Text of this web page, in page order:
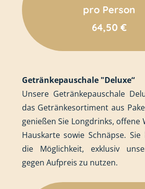
pro Person
64,50 €
Getränkepauschale "Deluxe“
Unsere Getränkepauschale
das Getränkesortiment aus
genießen Sie Longdrinks, offene
Hauskarte sowie Schnäpse. Sie
die Möglichkeit, exklusiv
gegen Aufpreis zu nutzen.